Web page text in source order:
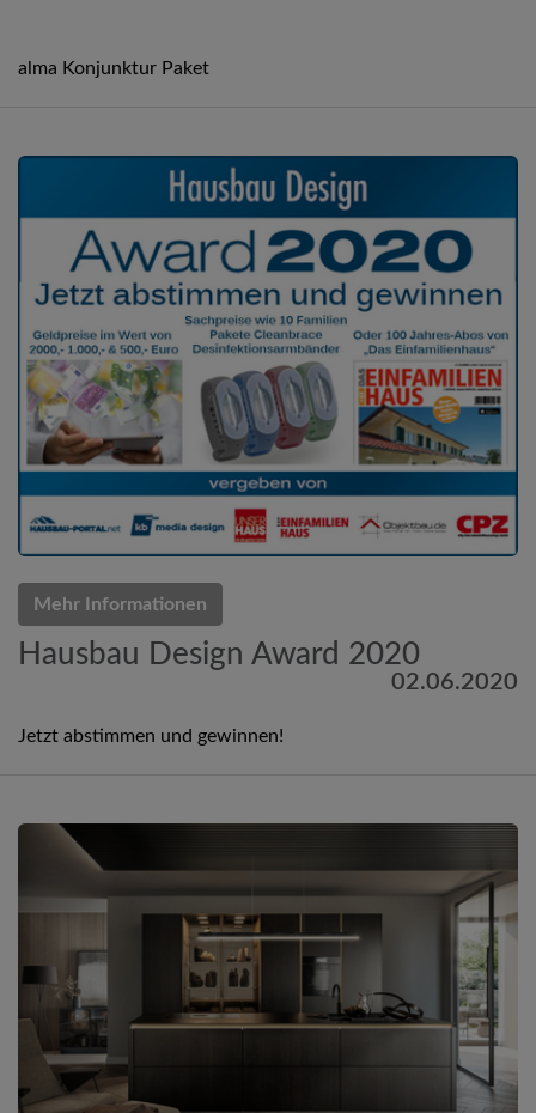
alma Konjunktur Paket
Mehr Informationen
Hausbau Design Award 2020
02.06.2020
Jetzt abstimmen und gewinnen!